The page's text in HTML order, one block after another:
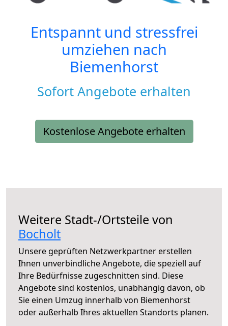
Entspannt und stressfrei
umziehen nach
Biemenhorst
Sofort Angebote erhalten
Kostenlose Angebote erhalten
Weitere Stadt-/Ortsteile von
Bocholt
Unsere geprüften Netzwerkpartner erstellen
Ihnen unverbindliche Angebote, die speziell auf
Ihre Bedürfnisse zugeschnitten sind. Diese
Angebote sind kostenlos, unabhängig davon, ob
Sie einen Umzug innerhalb von Biemenhorst
oder außerhalb Ihres aktuellen Standorts planen.